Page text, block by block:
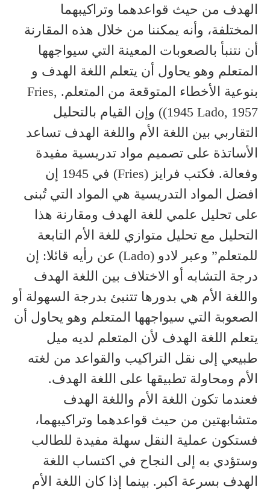
الهدف من حيث قواعدهما وتراكيبهما
المختلفة، وأنه يمكننا من خلال هذه المقارنة
أن نتنبأ بالصعوبات المعينة التي سيواجهها
المتعلم وهو يحاول أن يتعلم اللغة الهدف و
بنوعية الأخطاء المتوقعة من المتعلم. Fries,
1945 Lado, 1957)) وإن القيام بالتحليل
التقاربي بين اللغة الأم واللغة الهدف تساعد
الأساتذة على تصميم مواد تدريسية مفيدة
وفعالة. فكتب فرايز (Fries) في 1945 إن
افضل المواد التدريسية هي المواد التي تُبنى
على تحليل علمي للغة الهدف ومقارنة هذا
التحليل مع تحليل متوازي للغة الأم التابعة
للمتعلم” وعبر لادو (Lado) عن رأيه قائلا: إن
درجة التشابه أو الاختلاف بين اللغة الهدف
واللغة الأم هي بدورها تتنبئ بدرجة السهولة أو
الصعوبة التي سيواجهها المتعلم وهو يحاول أن
يتعلم اللغة الهدف لأن المتعلم لديه ميل
طبيعي إلى نقل التراكيب والقواعد من لغته
الأم ومحاولة تطبيقها على اللغة الهدف.
فعندما تكون اللغة الأم واللغة الهدف
متشابهتين من حيث قواعدهما وتراكيبهما،
فستكون عملية النقل سهلة مفيدة للطالب
وستؤدي به إلى النجاح في اكتساب اللغة
الهدف بسرعة اكبر. بينما إذا كان اللغة الأم